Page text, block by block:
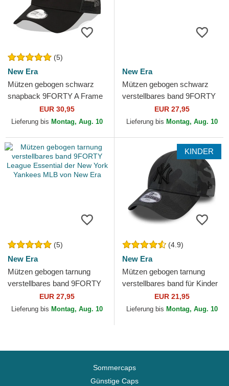
(5)
New Era
Mützen gebogen schwarz
snapback 9FORTY A Frame
Tonal der Los Angeles Lakers
NBA von New Era
EUR 30,95
Lieferung bis Montag, Aug. 10
New Era
Mützen gebogen schwarz
verstellbares band 9FORTY
Tonal Icon der New York
Yankees MLB von New Era
EUR 27,95
Lieferung bis Montag, Aug. 10
(5)
New Era
Mützen gebogen tarnung
verstellbares band 9FORTY
League Essential der New
York Yankees MLB von...
EUR 27,95
Lieferung bis Montag, Aug. 10
KINDER
(4.9)
New Era
Mützen gebogen tarnung
verstellbares band für Kinder
9FORTY League Essential
der New York Yankees...
EUR 21,95
Lieferung bis Montag, Aug. 10
Sommercaps
Günstige Caps